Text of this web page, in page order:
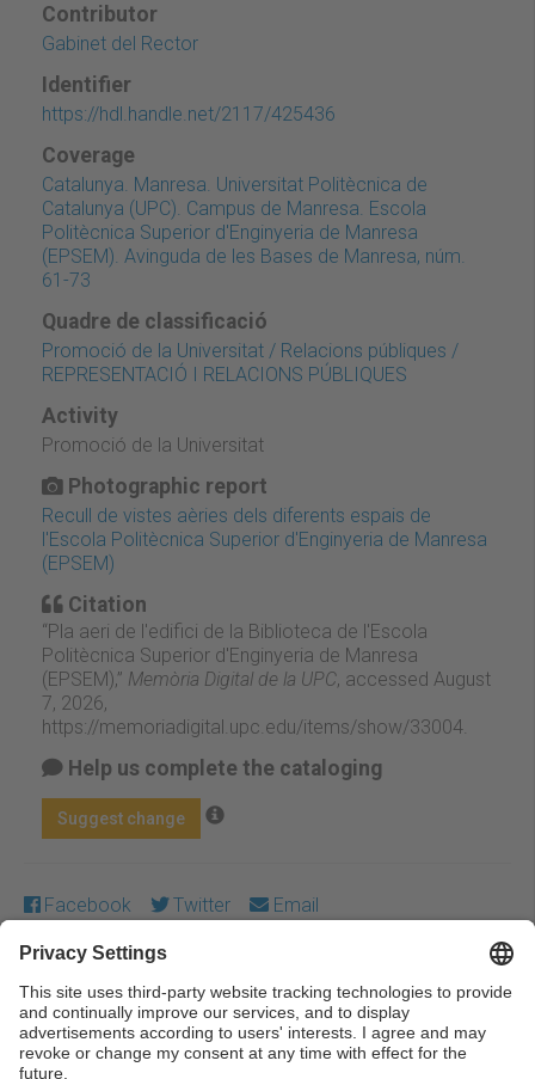
Contributor
Gabinet del Rector
Identifier
https://hdl.handle.net/2117/425436
Coverage
Catalunya. Manresa. Universitat Politècnica de
Catalunya (UPC). Campus de Manresa. Escola
Politècnica Superior d'Enginyeria de Manresa
(EPSEM). Avinguda de les Bases de Manresa, núm.
61-73
Quadre de classificació
Promoció de la Universitat / Relacions públiques /
REPRESENTACIÓ I RELACIONS PÚBLIQUES
Activity
Promoció de la Universitat
Photographic report
Recull de vistes aèries dels diferents espais de
l'Escola Politècnica Superior d'Enginyeria de Manresa
(EPSEM)
Citation
“Pla aeri de l'edifici de la Biblioteca de l'Escola
Politècnica Superior d'Enginyeria de Manresa
(EPSEM),” Memòria Digital de la UPC, accessed August
7, 2026,
https://memoriadigital.upc.edu/items/show/33004
Help us complete the cataloging
Suggest change
Facebook Twitter Email
Except where otherwise noted, content on this work is
licensed under a Creative Commons license:Attribution-
NonCommercial-NoDerivs 4.0 Generic